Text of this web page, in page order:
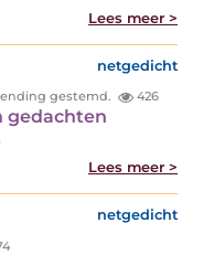
Lees meer >
netgedicht
gestemd. 426
gedachten
Lees meer >
netgedicht